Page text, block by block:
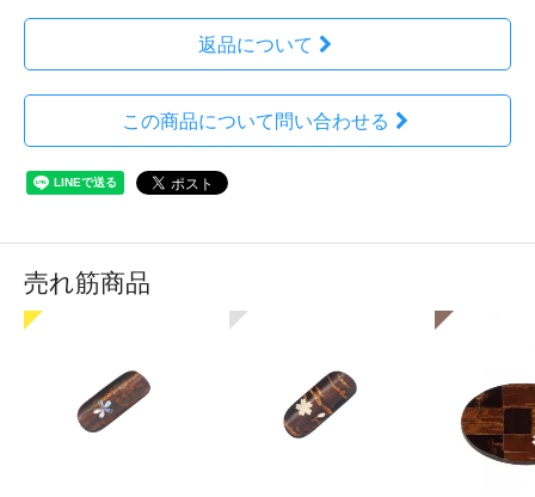
返品について
この商品について問い合わせる
売れ筋商品